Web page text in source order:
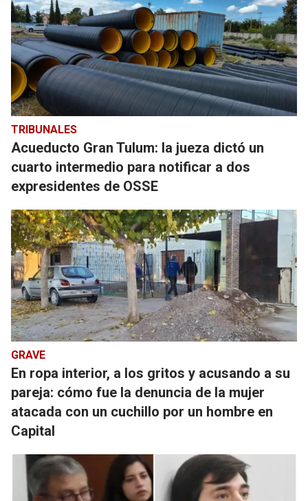
TRIBUNALES
Acueducto Gran Tulum: la jueza dictó un
cuarto intermedio para notificar a dos
expresidentes de OSSE
GRAVE
En ropa interior, a los gritos y acusando a su
pareja: cómo fue la denuncia de la mujer
atacada con un cuchillo por un hombre en
Capital